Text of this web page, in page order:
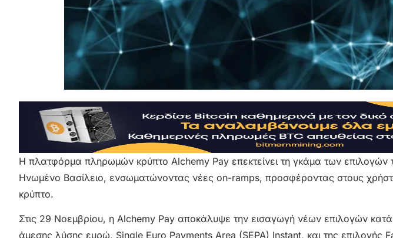
Η πλατφόρμα πληρωμών κρύπτο Alchemy Pay επεκτείνει τη γκάμα των επιλογών
Ηνωμένο Βασίλειο, ενσωματώνοντας νέες on-ramps, προσφέροντας στους
κρύπτο.
Στις 29 Νοεμβρίου, η Alchemy Pay αποκάλυψε την εισαγωγή νέων επιλογών
άμεσης λύσης ευρώ, Single Euro Payments Area (SEPA) Instant, και της επιλογής